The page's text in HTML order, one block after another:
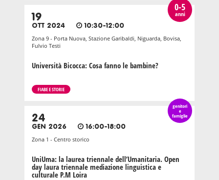
0-5
anni
19
OTT 2024 10:30-12:00
Zona 9 - Porta Nuova, Stazione Garibaldi, Niguarda, Bovisa,
Fulvio Testi
Università Bicocca: Cosa fanno le bambine?
FIABE E STORIE
genitori
e
famiglie
24
GEN 2026 16:00-18:00
Zona 1 - Centro storico
UniUma: la laurea triennale dell’Umanitaria. Open
day laura triennale mediazione linguistica e
culturale P.M Loira